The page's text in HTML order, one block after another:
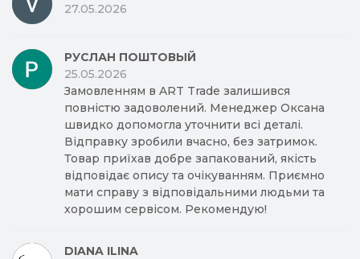
27.05.2026
РУСЛАН ПОШТОВЫЙ
25.05.2026
Замовленням в ART Trade залишився
повністю задоволений. Менеджер Оксана
швидко допомогла уточнити всі деталі.
Відправку зробили вчасно, без затримок.
Товар приїхав добре запакований, якість
відповідає опису та очікуванням. Приємно
мати справу з відповідальними людьми та
хорошим сервісом. Рекомендую!
DIANA ILINA